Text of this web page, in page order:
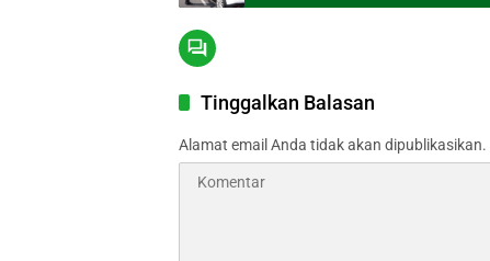
Tinggalkan Balasan
Alamat email Anda tidak akan dipublikasikan.